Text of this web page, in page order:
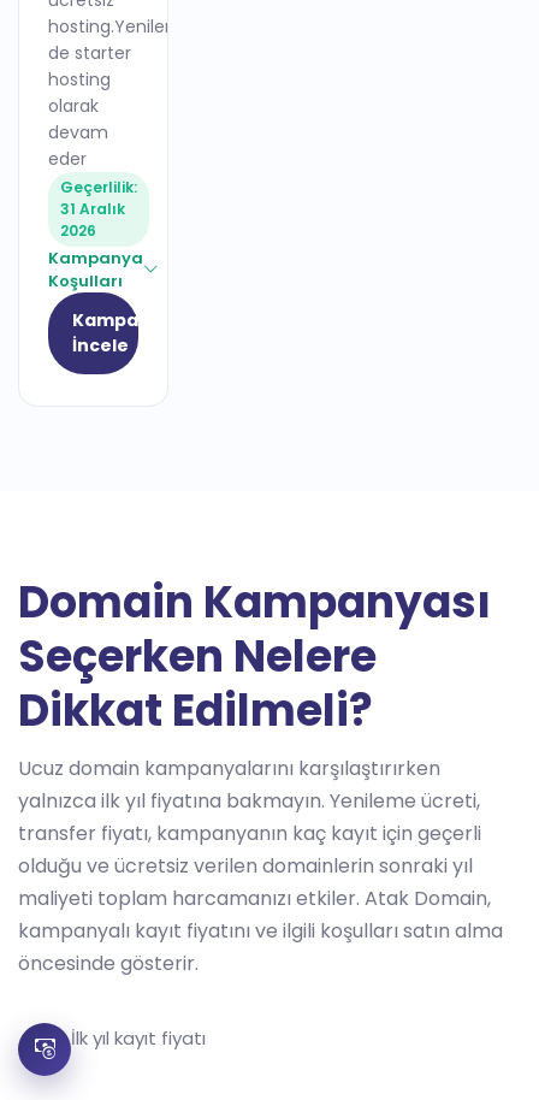
hosting.Yenileme
de starter
hosting
olarak
devam
eder
Geçerlilik:
31 Aralık
2026
Kampanya
Koşulları
Kampanyayı
İncele
Domain Kampanyası
Seçerken Nelere
Dikkat Edilmeli?
Ucuz domain kampanyalarını karşılaştırırken
yalnızca ilk yıl fiyatına bakmayın. Yenileme ücreti,
transfer fiyatı, kampanyanın kaç kayıt için geçerli
olduğu ve ücretsiz verilen domainlerin sonraki yıl
maliyeti toplam harcamanızı etkiler. Atak Domain,
kampanyalı kayıt fiyatını ve ilgili koşulları satın alma
öncesinde gösterir.
İlk yıl kayıt fiyatı